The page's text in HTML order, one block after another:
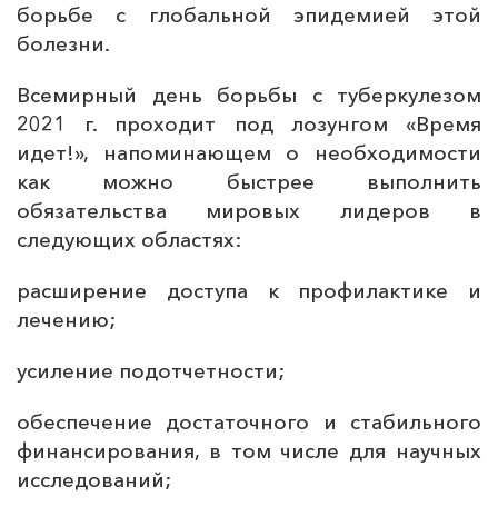
борьбе с глобальной эпидемией этой
болезни.
Всемирный день борьбы с туберкулезом
2021 г. проходит под лозунгом «Время
идет!», напоминающем о необходимости
как можно быстрее выполнить
обязательства мировых лидеров в
следующих областях:
расширение доступа к профилактике и
лечению;
усиление подотчетности;
обеспечение достаточного и стабильного
финансирования, в том числе для научных
исследований;